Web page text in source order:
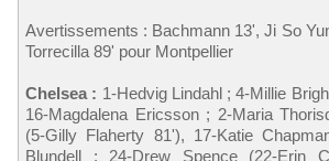
Avertissements : Bachmann 13', Ji So
Torrecilla 89' pour Montpellier
Chelsea : 1-Hedvig Lindahl ; 4-Millie
16-Magdalena Ericsson ; 2-Maria
(5-Gilly Flaherty 81'), 17-Katie
Blundell ; 24-Drew Spence (22-Erin